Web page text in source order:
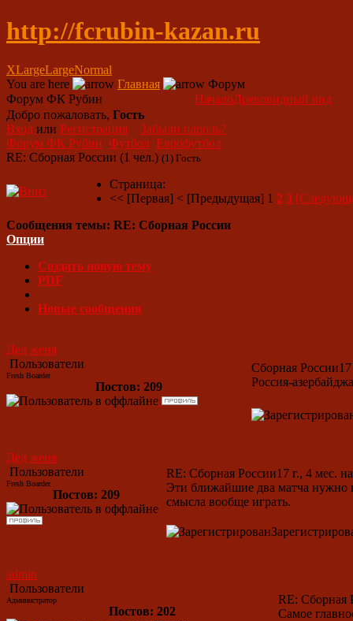
http://fcrubin-kazan.ru
XLargeLargeNormal
You are here
Главная
Форум
Форум ФК Рубин
НачалоДревовидный вид
Добро пожаловать, Гость
Вход или Регистрация
Забыли пароль?
Форум ФК Рубин Футбол Еврофутбол
RE: Сборная России (1 чел.) (1) Гость
Страница:
<< [Первая] < [Предыдущая] 1 2 3
Сообщения темы: RE: Сборная России
Опции
Создать новую тему
PDF
Новые сообщения
Дед женя
Пользователи
Fresh Boarder
Постов: 209
Сборная России
Россия-
Дед женя
Пользователи
Fresh Boarder
Постов: 209
RE: Сборная России17 г., 4 мес.
Эти ближайшие два матча нужно
смысла вообще играть.
admin
Пользователи
Администратор
Постов: 202
RE: Сборная
Самое